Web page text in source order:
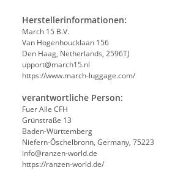
Herstellerinformationen:
March 15 B.V.
Van Hogenhoucklaan 156
Den Haag, Netherlands, 2596TJ
upport@march15.nl
https://www.march-luggage.com/
verantwortliche Person:
Fuer Alle CFH
Grünstraße 13
Baden-Württemberg
Niefern-Öschelbronn, Germany, 75223
info@ranzen-world.de
https://ranzen-world.de/